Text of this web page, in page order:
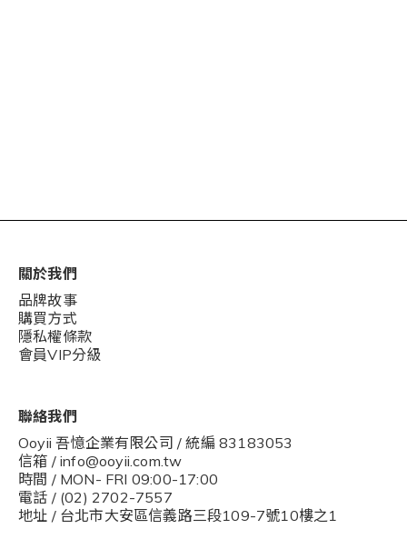
關於我們
品牌故事
購買方式
隱私權條款
會員VIP分級
聯絡我們
Ooyii 吾憶企業有限公司 / 統編 83183053
信箱 / info@ooyii.com.tw
時間 / MON- FRI 09:00-17:00
電話 / (02) 2702-7557
地址 / 台北市大安區信義路三段109-7號10樓之1